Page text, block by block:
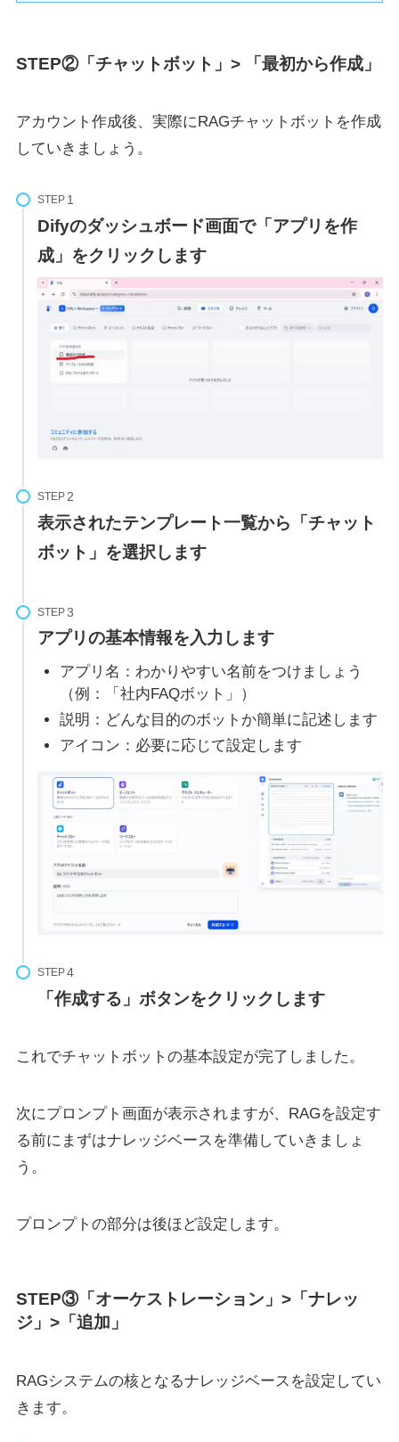
STEP②「チャットボット」> 「最初から作成」
アカウント作成後、実際にRAGチャットボットを作成
していきましょう。
STEP
Difyのダッシュボード画面で「アプリを作
成」をクリックします
STEP
表示されたテンプレート一覧から「チャット
ボット」を選択します
STEP
アプリの基本情報を入力します
アプリ名：わかりやすい名前をつけましょう
（例：「社内FAQボット」）
説明：どんな目的のボットか簡単に記述します
アイコン：必要に応じて設定します
STEP
「作成する」ボタンをクリックします
これでチャットボットの基本設定が完了しました。
次にプロンプト画面が表示されますが、RAGを設定す
る前にまずはナレッジベースを準備していきましょ
う。
プロンプトの部分は後ほど設定します。
STEP③「オーケストレーション」>「ナレッ
ジ」>「追加」
RAGシステムの核となるナレッジベースを設定してい
きます。